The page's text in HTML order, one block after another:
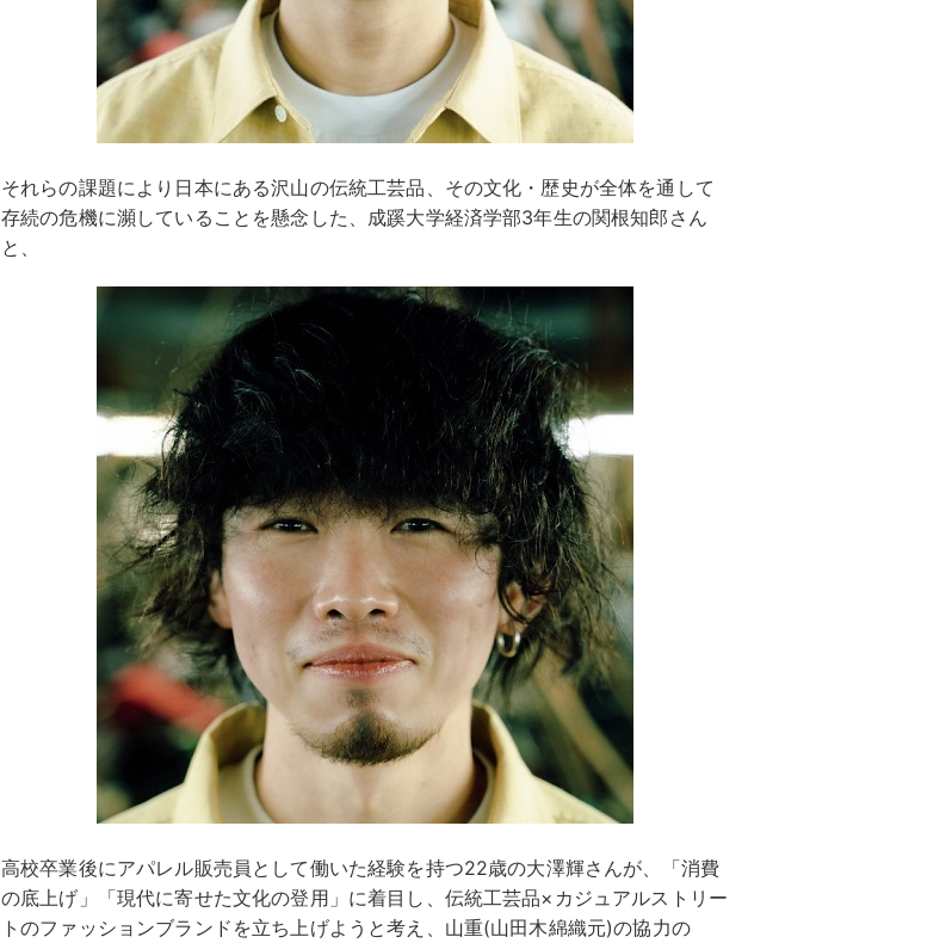
それらの課題により日本にある沢山の伝統工芸品、その文化・歴史が全体を通して
存続の危機に瀕していることを懸念した、成蹊大学経済学部3年生の関根知郎さん
と、
高校卒業後にアパレル販売員として働いた経験を持つ22歳の大澤輝さんが、「消費
の底上げ」「現代に寄せた文化の登用」に着目し、伝統工芸品×カジュアルストリー
トのファッションブランドを立ち上げようと考え、山重(山田木綿織元)の協力の